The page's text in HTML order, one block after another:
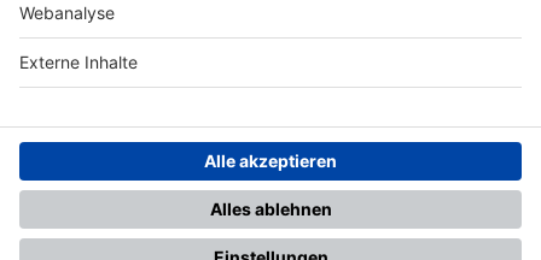
Nutzungsbedingungen Datenschutz Impressum